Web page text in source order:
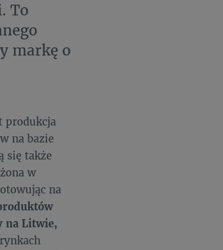
To
markę o
produkcja
na bazie
się także
w
na
na Litwie,